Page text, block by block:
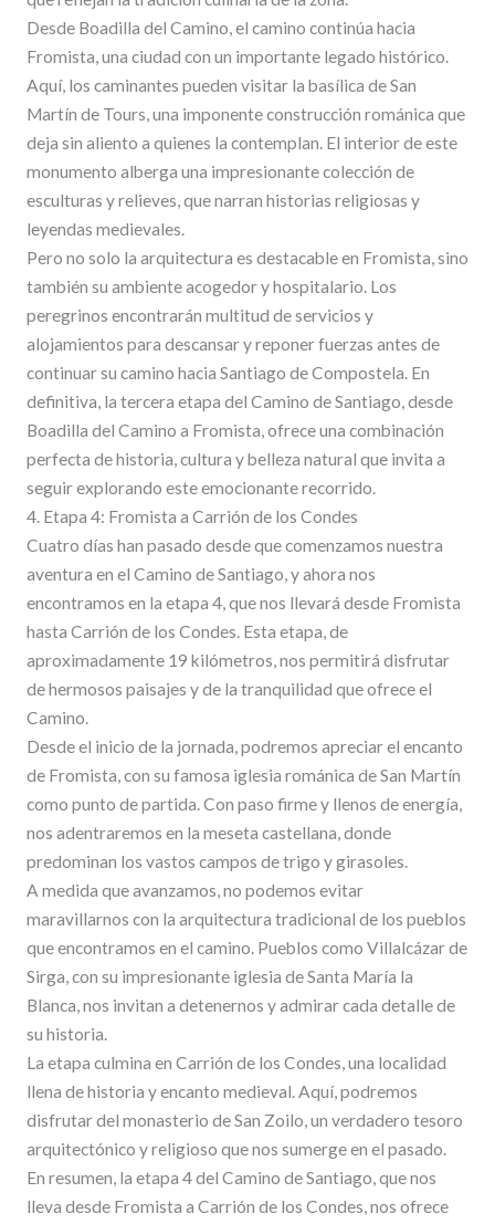
Desde Boadilla del Camino, el camino continúa hacia
Fromista, una ciudad con un importante legado histórico.
Aquí, los caminantes pueden visitar la basílica de San
Martín de Tours, una imponente construcción románica que
deja sin aliento a quienes la contemplan. El interior de este
monumento alberga una impresionante colección de
esculturas y relieves, que narran historias religiosas y
leyendas medievales.
Pero no solo la arquitectura es destacable en Fromista, sino
también su ambiente acogedor y hospitalario. Los
peregrinos encontrarán multitud de servicios y
alojamientos para descansar y reponer fuerzas antes de
continuar su camino hacia Santiago de Compostela. En
definitiva, la tercera etapa del Camino de Santiago, desde
Boadilla del Camino a Fromista, ofrece una combinación
perfecta de historia, cultura y belleza natural que invita a
seguir explorando este emocionante recorrido.
4. Etapa 4: Fromista a Carrión de los Condes
Cuatro días han pasado desde que comenzamos nuestra
aventura en el Camino de Santiago, y ahora nos
encontramos en la etapa 4, que nos llevará desde Fromista
hasta Carrión de los Condes. Esta etapa, de
aproximadamente 19 kilómetros, nos permitirá disfrutar
de hermosos paisajes y de la tranquilidad que ofrece el
Camino.
Desde el inicio de la jornada, podremos apreciar el encanto
de Fromista, con su famosa iglesia románica de San Martín
como punto de partida. Con paso firme y llenos de energía,
nos adentraremos en la meseta castellana, donde
predominan los vastos campos de trigo y girasoles.
A medida que avanzamos, no podemos evitar
maravillarnos con la arquitectura tradicional de los pueblos
que encontramos en el camino. Pueblos como Villalcázar de
Sirga, con su impresionante iglesia de Santa María la
Blanca, nos invitan a detenernos y admirar cada detalle de
su historia.
La etapa culmina en Carrión de los Condes, una localidad
llena de historia y encanto medieval. Aquí, podremos
disfrutar del monasterio de San Zoilo, un verdadero tesoro
arquitectónico y religioso que nos sumerge en el pasado.
En resumen, la etapa 4 del Camino de Santiago, que nos
lleva desde Fromista a Carrión de los Condes, nos ofrece